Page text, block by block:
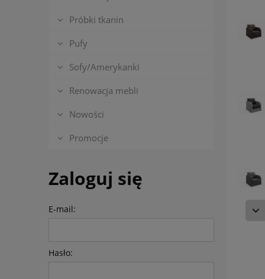
Próbki tkanin
Pufy
Sofy/Amerykanki
Renowacja mebli
Nowości
Promocje
Zaloguj się
E-mail:
Hasło: